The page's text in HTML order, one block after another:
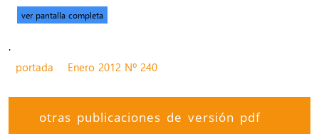
ver pantalla completa
.
portada
Enero 2012 Nº 240
otras publicaciones de versión pdf